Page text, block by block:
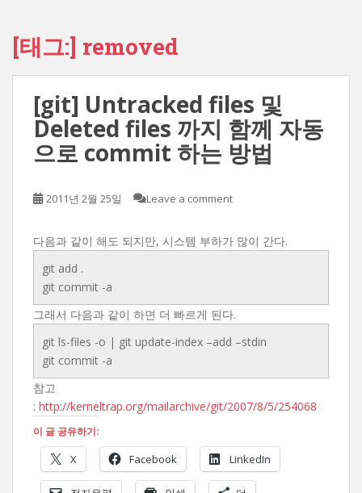
[태그:] removed
[git] Untracked files 및
Deleted files 까지 함께 자동
으로 commit 하는 방법
2011년 2월 25일 Leave a comment
다음과 같이 해도 되지만, 시스템 부하가 많이 간다.
git add .
git commit -a
그래서 다음과 같이 하면 더 빠르게 된다.
git ls-files -o | git update-index –add –stdin
git commit -a
참고
: http://kerneltrap.org/mailarchive/git/2007/8/5/254068
이 글 공유하기:
X Facebook LinkedIn